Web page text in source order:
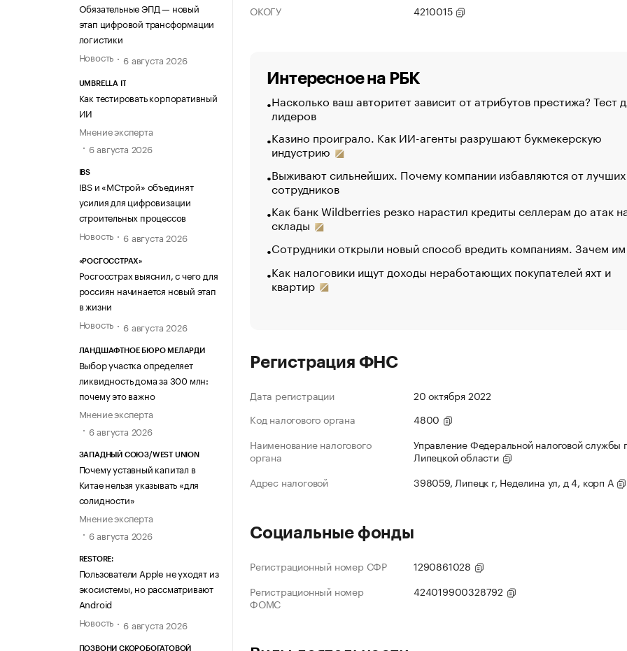
Обязательные ЭПД — новый
этап цифровой трансформации
логистики
Новость
6 августа 2026
UMBRELLA IT
Как тестировать корпоративный
ИИ
Мнение эксперта
6 августа 2026
IBS
IBS и «МСтрой» объединят
усилия для цифровизации
строительных процессов
Новость
6 августа 2026
«РОСГОССТРАХ»
Росгосстрах выяснил, с чего для
россиян начинается новый этап
в жизни
Новость
6 августа 2026
ЛАНДШАФТНОЕ БЮРО МЕЛАРДИ
Выбор участка определяет
ликвидность дома за 300 млн:
почему это важно
Мнение эксперта
6 августа 2026
ЗАПАДНЫЙ СОЮЗ/WEST UNION
Почему уставный капитал в
Китае нельзя указывать «для
солидности»
Мнение эксперта
6 августа 2026
RESTORE:
Пользователи Apple не уходят из
экосистемы, но рассматривают
Android
Новость
6 августа 2026
ПОЗВОНИ СКОРОБОГАТОВОЙ
ОКОГУ
4210015
Интересное на РБК
Насколько ваш авторитет зависит от атрибутов престижа? Тест
лидеров
Казино проиграло. Как ИИ-агенты разрушают букмекерскую
индустрию
Выживают сильнейших. Почему компании избавляются от лучших
сотрудников
Как банк Wildberries резко нарастил кредиты селлерам до атак
склады
Сотрудники открыли новый способ вредить компаниям. Зачем
Как налоговики ищут доходы неработающих покупателей яхт и
квартир
Регистрация ФНС
Дата регистрации
20 октября 2022
Код налогового органа
4800
Наименование налогового
органа
Управление Федеральной налоговой службы
Липецкой области
Адрес налоговой
398059, Липецк г, Неделина ул, д 4, корп А
Социальные фонды
Регистрационный номер СФР
1290861028
Регистрационный номер
ФОМС
424019900328792